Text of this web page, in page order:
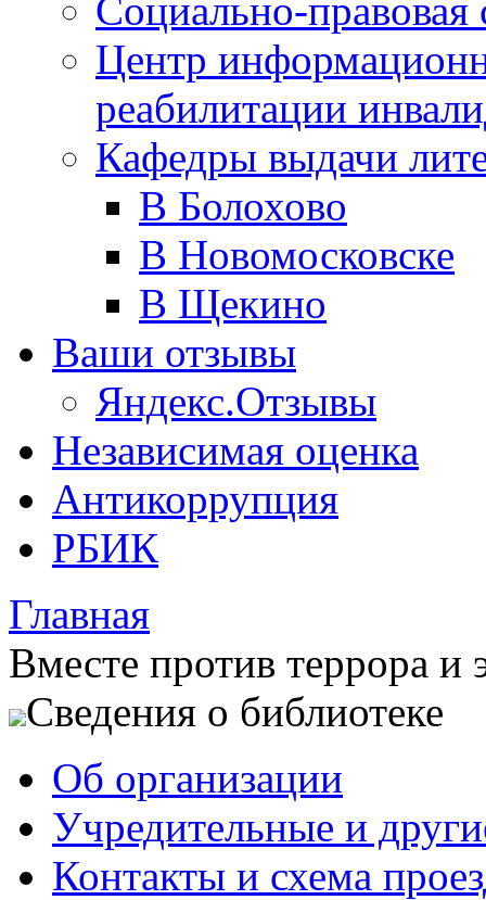
Социально-правовая
Центр
реабилитации
Кафедры выдачи
В Болохово
В Новомосковске
В Щекино
Ваши отзывы
Яндекс.Отзывы
Независимая оценка
Антикоррупция
РБИК
Главная
Вместе против террора и
Сведения о библиотеке
Об организации
Учредительные и
Контакты и схема